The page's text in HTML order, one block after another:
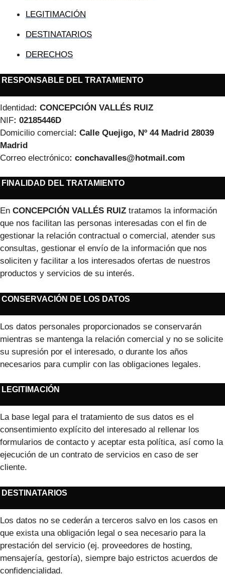
LEGITIMACIÓN
DESTINATARIOS
DERECHOS
RESPONSABLE DEL TRATAMIENTO
Identidad: CONCEPCIÓN VALLÉS RUIZ
NIF: 02185446D
Domicilio comercial: Calle Quejigo, Nº 44 Madrid 28039
Madrid
Correo electrónico: conchavalles@hotmail.com
FINALIDAD DEL TRATAMIENTO
En CONCEPCIÓN VALLÉS RUIZ ⁣ tratamos la información
que nos facilitan las personas interesadas con el fin de
gestionar la relación contractual o comercial, atender sus
consultas, gestionar el envío de la información que nos
soliciten y facilitar a los interesados ofertas de nuestros
productos y servicios de su interés.
CONSERVACIÓN DE LOS DATOS
Los datos personales proporcionados se conservarán
mientras se mantenga la relación comercial y no se solicite
su supresión por el interesado, o durante los años
necesarios para cumplir con las obligaciones legales.
LEGITIMACIÓN
La base legal para el tratamiento de sus datos es el
consentimiento explícito del interesado al rellenar los
formularios de contacto y aceptar esta política, así como la
ejecución de un contrato de servicios en caso de ser
cliente.
DESTINATARIOS
Los datos no se cederán a terceros salvo en los casos en
que exista una obligación legal o sea necesario para la
prestación del servicio (ej. proveedores de hosting,
mensajería, gestoría), siempre bajo estrictos acuerdos de
confidencialidad.